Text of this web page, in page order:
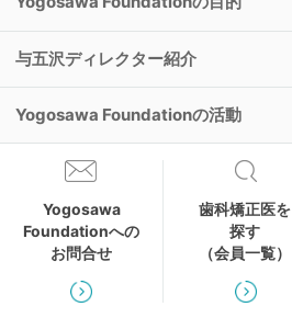
与五沢ディレクター紹介
与五沢ディレクターの理念
Yogosawa Foundationの活動
代表理事の声
過去の講習会
過去の研究大会
Yogosawa
Foundationへの
お問合せ
歯科矯正医を
探す
（会員一覧）